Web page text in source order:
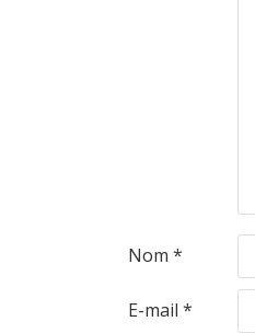
Nom *
E-mail *